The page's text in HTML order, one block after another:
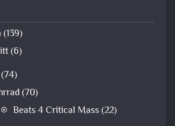
(139)
(6)
(74)
(70)
Beats 4 Critical Mass(22)